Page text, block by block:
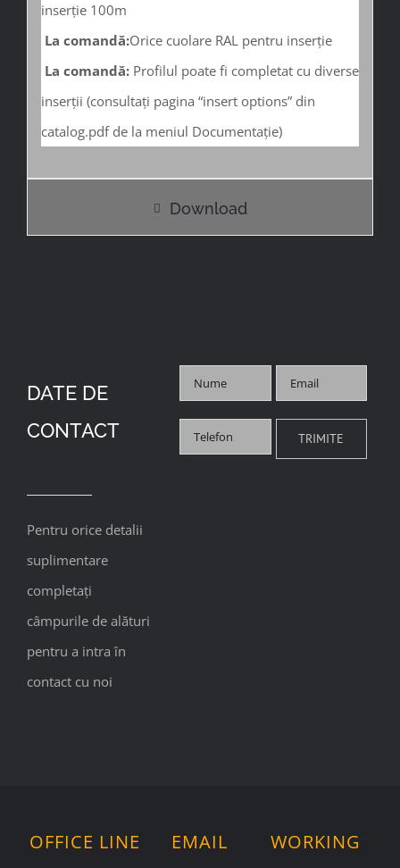
inserție 100m
La comandă:Orice cuolare RAL pentru inserție
La comandă: Profilul poate fi completat cu diverse
inserții (consultați pagina “insert options” din
catalog.pdf de la meniul Documentație)
Download
DATE DE
CONTACT
Pentru orice detalii
suplimentare
completați
câmpurile de alături
pentru a intra în
contact cu noi
OFFICE LINE EMAIL
WORKING